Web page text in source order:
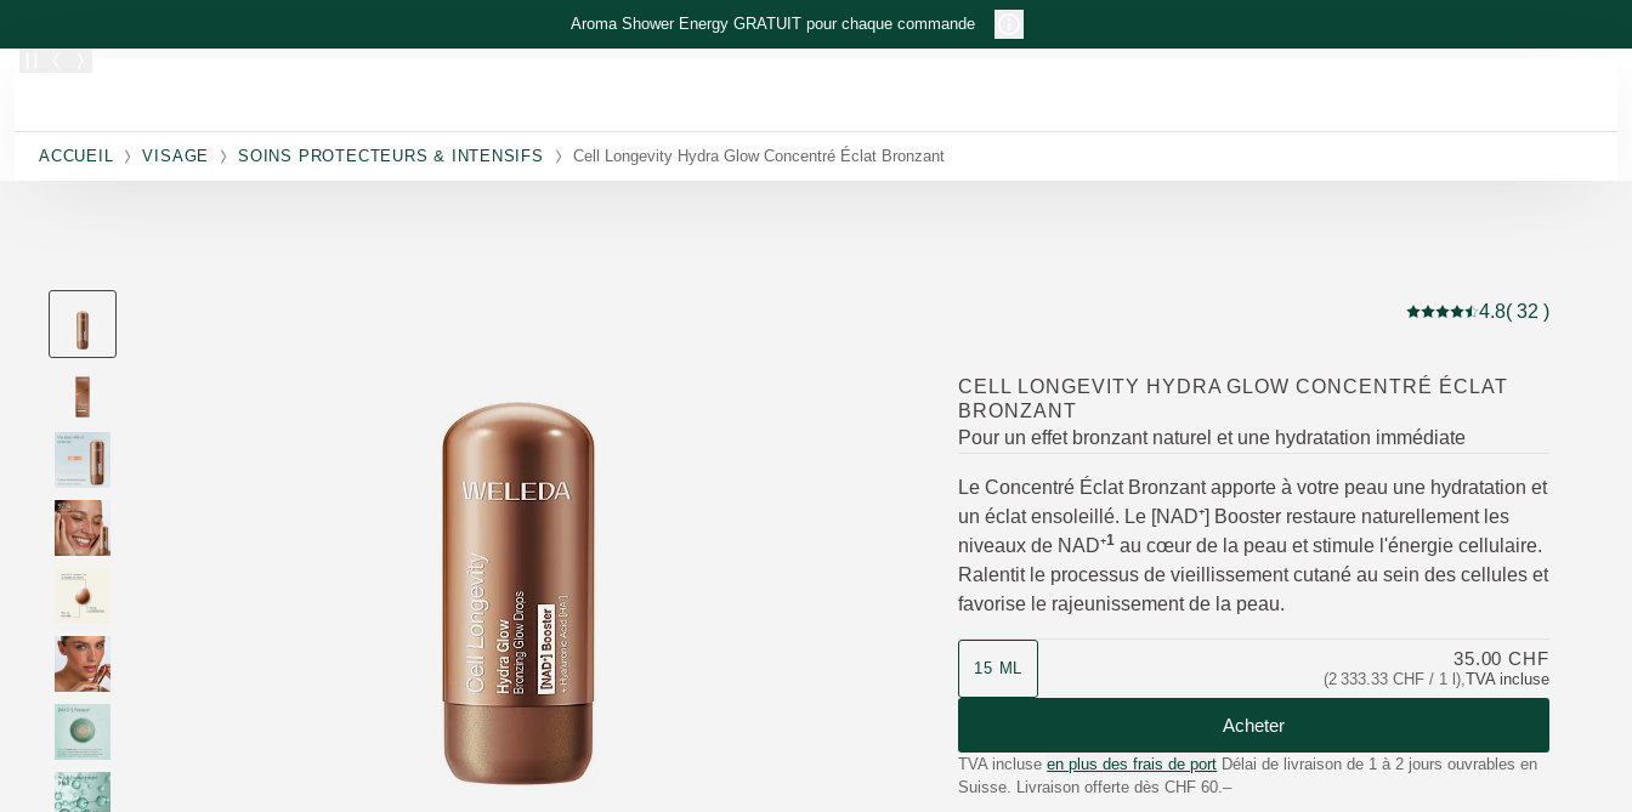
Aroma Shower Energy GRATUIT pour chaque commande
ACCUEIL VISAGE SOINS PROTECTEURS & INTENSIFS Cell Longevity Hydra Glow Concentré Éclat Bronzant
Note actuelle : 4.8 sur 5
4.8( 32 )
CELL LONGEVITY HYDRA GLOW CONCENTRÉ ÉCLAT
BRONZANT
Pour un effet bronzant naturel et une hydratation immédiate
Le Concentré Éclat Bronzant apporte à votre peau une hydratation et
un éclat ensoleillé. Le [NAD⁺] Booster restaure naturellement les
niveaux de NAD⁺1 au cœur de la peau et stimule l'énergie cellulaire.
Ralentit le processus de vieillissement cutané au sein des cellules et
favorise le rajeunissement de la peau.
15 ML
(2 333.33 CHF / 1 l),TVA incluse
35.00 CHF
Acheter
TVA incluse en plus des frais de port Délai de livraison de 1 à 2 jours ouvrables en
Suisse. Livraison offerte dès CHF 60.–